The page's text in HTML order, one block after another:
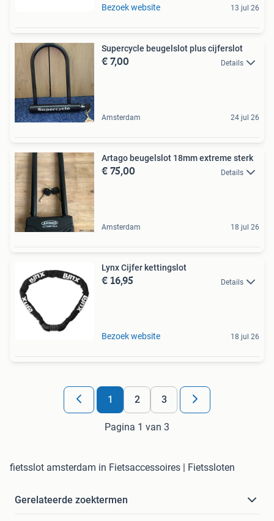
Bezoek website 13 jul 26
Supercycle beugelslot plus cijferslot
€ 7,00 Details
Amsterdam 24 jul 26
Artago beugelslot 18mm extreme sterk
€ 75,00 Details
Amsterdam 18 jul 26
Lynx Cijfer kettingslot
€ 16,95 Details
Bezoek website 18 jul 26
1 2 3
Pagina 1 van 3
fietsslot amsterdam in Fietsaccessoires | Fietssloten
Gerelateerde zoektermen